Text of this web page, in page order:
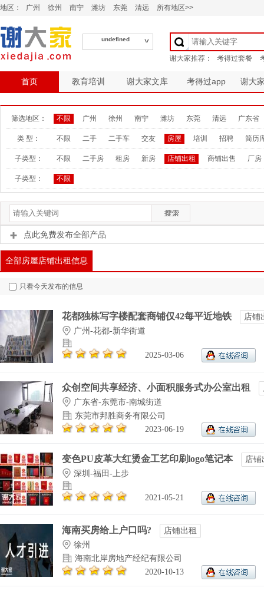
地区： 广州 徐州 南宁 潍坊 东莞 清远 所有地区>>
undefined
首页 教育培训 谢大家文库 考得过app 谢大
筛选地区： 不限 广州 徐州 南宁 潍坊 东莞 清远 广东省
类 型： 不限 二手 二手车 交友 房屋 培训 招聘 简历
子类型： 不限 二手房 租房 新房 店铺出租 商铺出售 厂房
子类型： 不限
点此免费发布全部产品
全部房屋店铺出租信息
只看今天发布的信息
花都独栋写字楼配套商铺仅42每平近地铁
店铺
广州-花都-新华街道
2025-03-06
众创空间共享经济、小面积服务式办公室出租
广东省-东莞市-南城街道
东莞市邦胜商务有限公司
2023-06-19
变色PU皮革大红烫金工艺印刷logo笔记本
店铺
深圳-福田-上步
2021-05-21
海南买房给上户口吗?
店铺出租
徐州
海南北岸房地产经纪有限公司
2020-10-13